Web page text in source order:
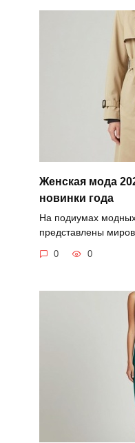
Женская мода
новинки года
На подиумах
представлены
0 0